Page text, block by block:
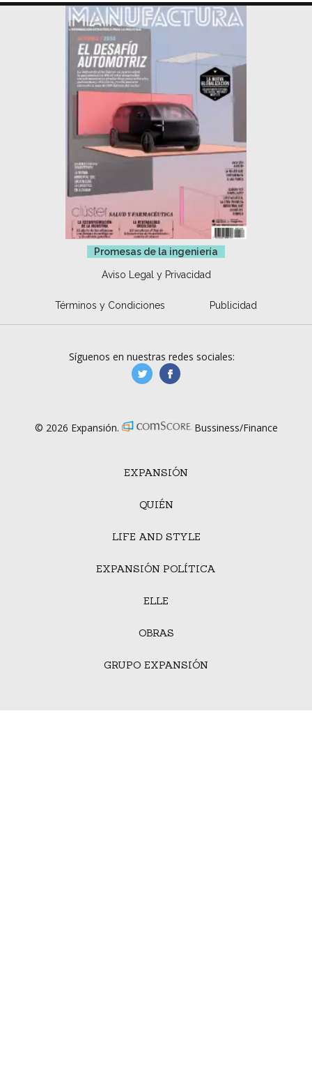
Promesas de la ingeniería
Aviso Legal y Privacidad
Términos y Condiciones Publicidad
EXPANSIÓN
QUIÉN
LIFE AND STYLE
EXPANSIÓN POLÍTICA
ELLE
OBRAS
GRUPO EXPANSIÓN
Síguenos en nuestras redes sociales:
manufacturaGE
© 2026 Expansión. Bussiness/Finance